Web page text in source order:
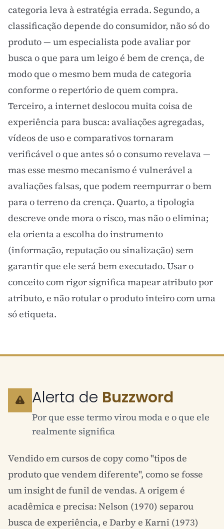
categoria leva à estratégia errada. Segundo, a
classificação depende do consumidor, não só do
produto — um especialista pode avaliar por
busca o que para um leigo é bem de crença, de
modo que o mesmo bem muda de categoria
conforme o repertório de quem compra.
Terceiro, a internet deslocou muita coisa de
experiência para busca: avaliações agregadas,
vídeos de uso e comparativos tornaram
verificável o que antes só o consumo revelava —
mas esse mesmo mecanismo é vulnerável a
avaliações falsas, que podem reempurrar o bem
para o terreno da crença. Quarto, a tipologia
descreve onde mora o risco, mas não o elimina;
ela orienta a escolha do instrumento
(informação, reputação ou sinalização) sem
garantir que ele será bem executado. Usar o
conceito com rigor significa mapear atributo por
atributo, e não rotular o produto inteiro com uma
só etiqueta.
Alerta de Buzzword
Por que esse termo virou moda e o que ele
realmente significa
Vendido em cursos de copy como "tipos de
produto que vendem diferente", como se fosse
um insight de funil de vendas. A origem é
acadêmica e precisa: Nelson (1970) separou
busca de experiência, e Darby e Karni (1973)